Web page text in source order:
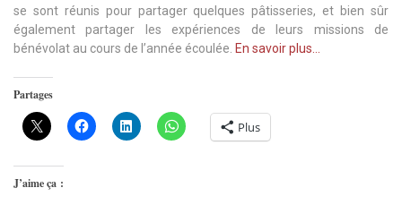
se sont réunis pour partager quelques pâtisseries, et bien sûr
également partager les expériences de leurs missions de
bénévolat au cours de l’année écoulée. En savoir plus…
Partages
Plus
J’aime ça :